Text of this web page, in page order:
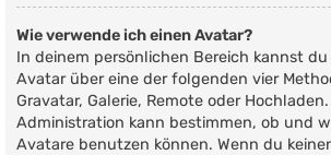
Wie verwende ich einen Avatar?
In deinem persönlichen Bereich kannst du
Avatar über eine der folgenden vier
Gravatar, Galerie, Remote oder
Administration kann bestimmen, ob und
Avatare benutzen können. Wenn du